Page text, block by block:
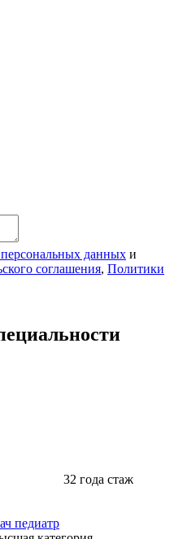
персональных данных и
соглашения, Политики
32 года стаж
педиатр